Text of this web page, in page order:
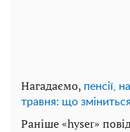
Нагадаємо, пенсії,
травня: що
Раніше «hyser»